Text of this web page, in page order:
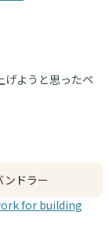
げようと思ったペ
ドラー
for building